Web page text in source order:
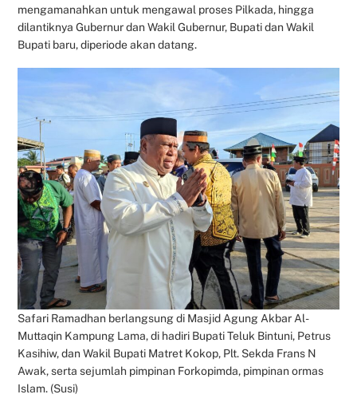
mengamanahkan untuk mengawal proses Pilkada, hingga
dilantiknya Gubernur dan Wakil Gubernur, Bupati dan Wakil
Bupati baru, diperiode akan datang.
Safari Ramadhan berlangsung di Masjid Agung Akbar Al-
Muttaqin Kampung Lama, di hadiri Bupati Teluk Bintuni, Petrus
Kasihiw, dan Wakil Bupati Matret Kokop, Plt. Sekda Frans N
Awak, serta sejumlah pimpinan Forkopimda, pimpinan ormas
Islam. (Susi)